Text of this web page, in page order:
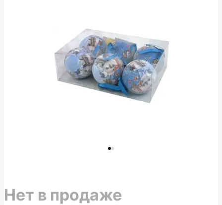
Нет в продаже